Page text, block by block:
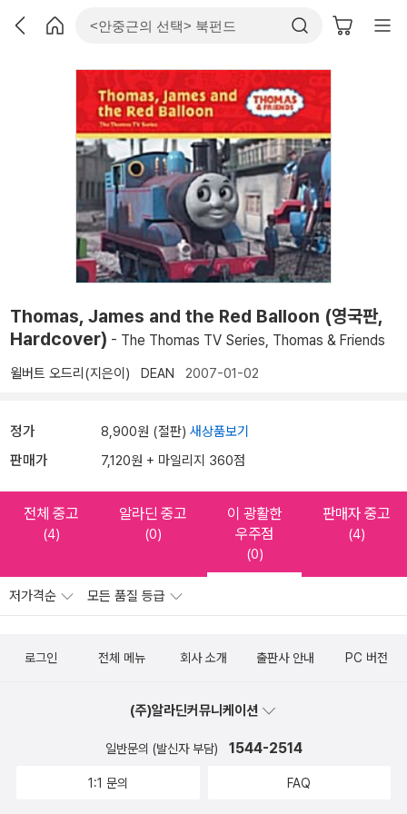
Thomas, James and the Red Balloon (영국판,
Hardcover) - The Thomas TV Series, Thomas & Friends
윌버트 오드리(지은이) DEAN 2007-01-02
정가 8,900원 (절판) 새상품보기
판매가 7,120원 + 마일리지 360점
전체 중고
(4)
알라딘 중고
(0)
이 광활한
우주점
(0)
판매자 중고
(4)
저가격순 모든 품질 등급
로그인 전체 메뉴 회사 소개 출판사 안내 PC 버전
(주)알라딘커뮤니케이션
일반문의 (발신자 부담) 1544-2514
1:1 문의 FAQ